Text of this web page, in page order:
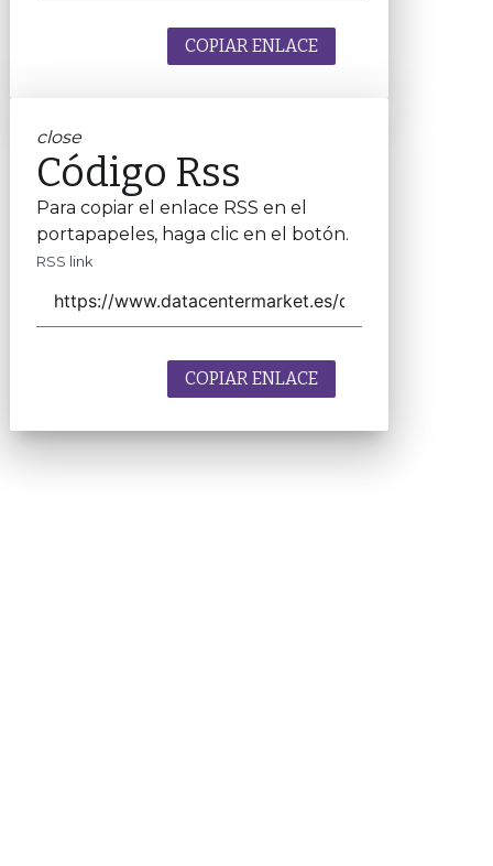
COPIAR ENLACE
close
Código Rss
Para copiar el enlace RSS en el
portapapeles, haga clic en el botón.
RSS link
COPIAR ENLACE